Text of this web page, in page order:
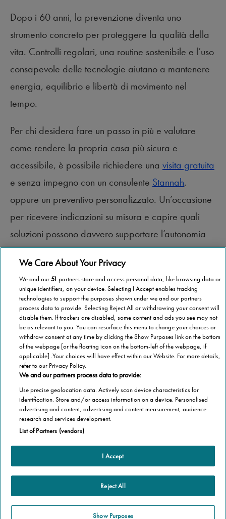
Dopo i 60 anni, la prevenzione diventa uno
strumento concreto per proteggere la qualità della
vita. Controlli regolari, una routine sostenibile e l’uso
consapevole delle tecnologie aiutano a mantenere
energia, equilibrio e libertà di movimento nel
tempo.
Per chi desidera fare un passo in più e valutare
come rendere la propria casa più sicura e
accessibile, è possibile richiedere una visita gratuita
e senza impegno con un consulente Stannah,
oppure un preventivo personalizzato. Un’occasione
per ricevere indicazioni su misura e capire quali
soluzioni possono davvero supportare l’autonomia
quotidiana, oggi e negli anni a venire.
Categorie
Casa
Terza Età
Cookie Policy
Privacy Policy
Altre informazioni
We Care About Your Privacy
We and our51 partners store and access personal data, like browsing data or
unique identifiers, on your device. Selecting I Accept enables tracking
technologies to support the purposes shown under we and our partners
process data to provide. Selecting Reject All or withdrawing your consent will
disable them. If trackers are disabled, some content and ads you see may not
be as relevant to you. You can resurface this menu to change your choices or
withdraw consent at any time by clicking the Show Purposes link on the bottom
of the webpage [or the floating icon on the bottom-left of the webpage, if
applicable] .Your choices will have effect within our Website. For more details,
refer to our Privacy Policy.
We and our partners process data to provide:
Use precise geolocation data. Actively scan device characteristics for
identification. Store and/or access information on a device. Personalised
advertising and content, advertising and content measurement, audience
research and services development.
List of Partners (vendors)
I Accept
Reject All
Show Purposes